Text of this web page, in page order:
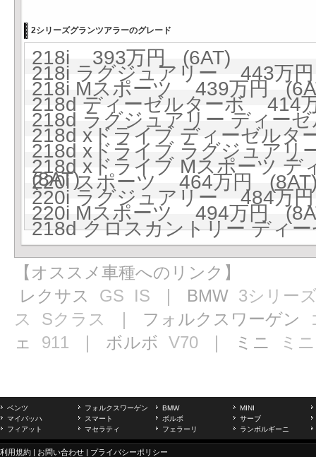
2シリーズグランツアラーのグレード
218i 393万円 (6AT)
218i ラグジュアリー 443万
218i Mスポーツ 439万円
218d ディーゼルターボ 414
218d ラグジュアリー ディー
218d xドライブ ディーゼル
218d xドライブ ラグジュア
(8AT)
218d xドライブ Mスポーツ
220i スポーツ 464万円
220i ラグジュアリー 484万
220i Mスポーツ 494万円
218d クロスカントリー ディ
【オススメ車種へのリンク】
レクサス GS IS ｜ BMW 3シリー
ス
Sクラス ｜ フォルクスワーゲン
ェ 911 ｜ ボルボ V70 ｜ ミニ ミニ
ベンツ フォルクスワーゲン BMW
MINI
マイバッハ
スマート ボルボ
サーブ
フィアット
マセラティ フェラーリ ランボルギーニ
利用規約 | お問い合わせ | プライバシーポリシー